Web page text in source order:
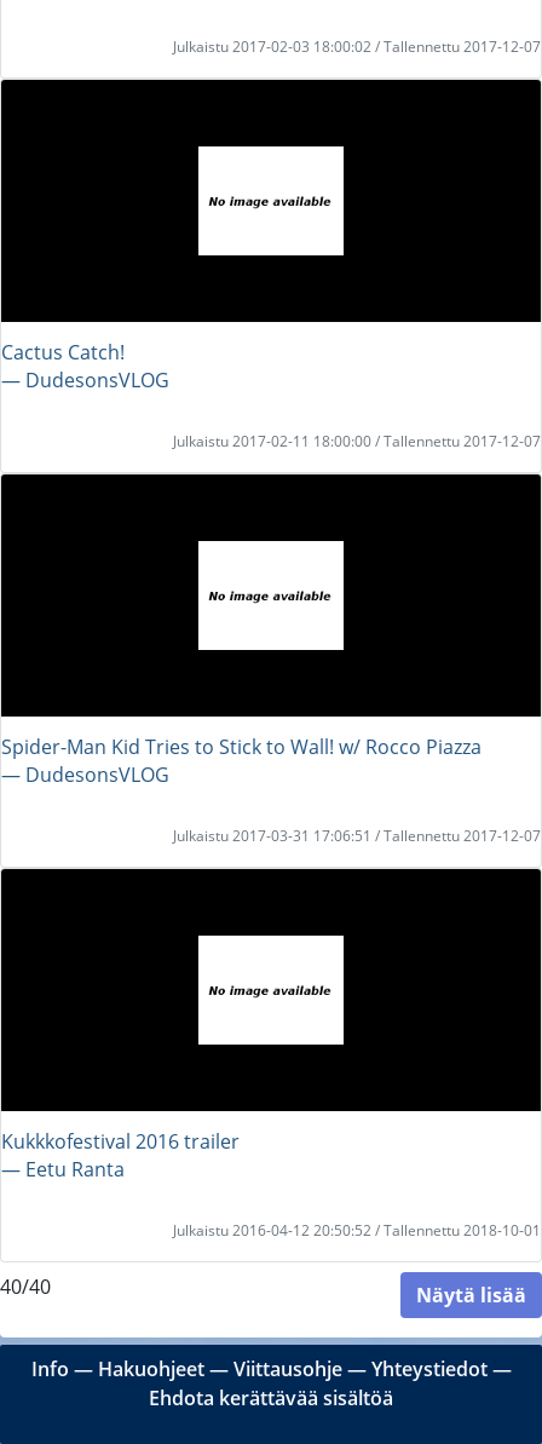
Julkaistu 2017-02-03 18:00:02 / Tallennettu 2017-12-07
Cactus Catch!
― DudesonsVLOG
Julkaistu 2017-02-11 18:00:00 / Tallennettu 2017-12-07
Spider-Man Kid Tries to Stick to Wall! w/ Rocco Piazza
― DudesonsVLOG
Julkaistu 2017-03-31 17:06:51 / Tallennettu 2017-12-07
Kukkkofestival 2016 trailer
― Eetu Ranta
Julkaistu 2016-04-12 20:50:52 / Tallennettu 2018-10-01
40/40 Näytä lisää
Info ― Hakuohjeet―Viittausohje―Yhteystiedot―
Ehdota kerättävää sisältöä